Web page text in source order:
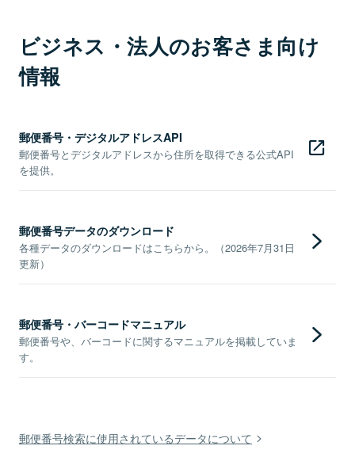
ビジネス・法人のお客さま向け
情報
郵便番号・デジタルアドレスAPI
郵便番号とデジタルアドレスから住所を取得できる公式API
を提供。
郵便番号データのダウンロード
各種データのダウンロードはこちらから。（2026年7月31日
更新）
郵便番号・バーコードマニュアル
郵便番号や、バーコードに関するマニュアルを掲載していま
す。
郵便番号検索に使用されているデータについて